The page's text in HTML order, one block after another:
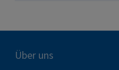
Über uns